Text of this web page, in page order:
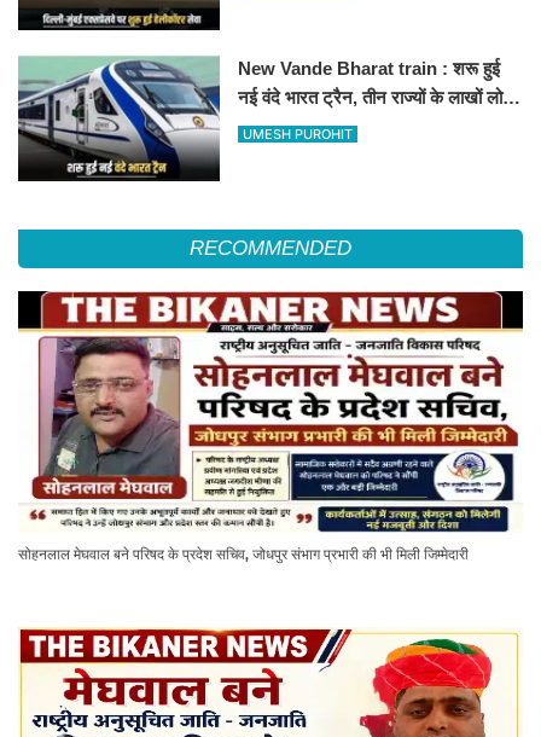
New Vande Bharat train : शरू हुई
नई वंदे भारत ट्रैन, तीन राज्यों के लाखों लोगों
का सफर होगा आसान, देखें पूरा रूटमैप
UMESH PUROHIT
RECOMMENDED
सोहनलाल मेघवाल बने परिषद के प्रदेश सचिव, जोधपुर संभाग प्रभारी की भी मिली जिम्मेदारी